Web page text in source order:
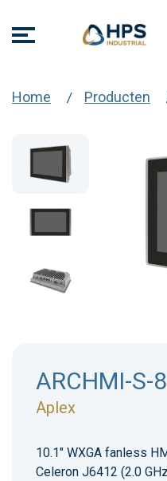
Home Producten
ARCHMI-S-
Aplex
10.1" WXGA fanless
Celeron J6412 (2.0